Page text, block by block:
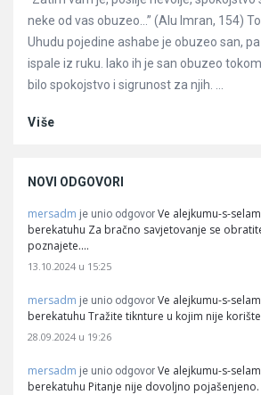
neke od vas obuzeo…” (Alu Imran, 154)
Uhudu pojedine ashabe je obuzeo san,
ispale iz ruku. Iako ih je san obuzeo
bilo spokojstvo i sigrunost za njih. ...
Više
NOVI ODGOVORI
mersadm je unio odgovor Ve alejkumu-s-
berekatuhu Za bračno savjetovanje se
poznajete.…
13.10.2024 u 15:25
mersadm je unio odgovor Ve alejkumu-s-
berekatuhu Tražite tiknture u kojim nije
28.09.2024 u 19:26
mersadm je unio odgovor Ve alejkumu-s-
berekatuhu Pitanje nije dovoljno pojašenjeno.